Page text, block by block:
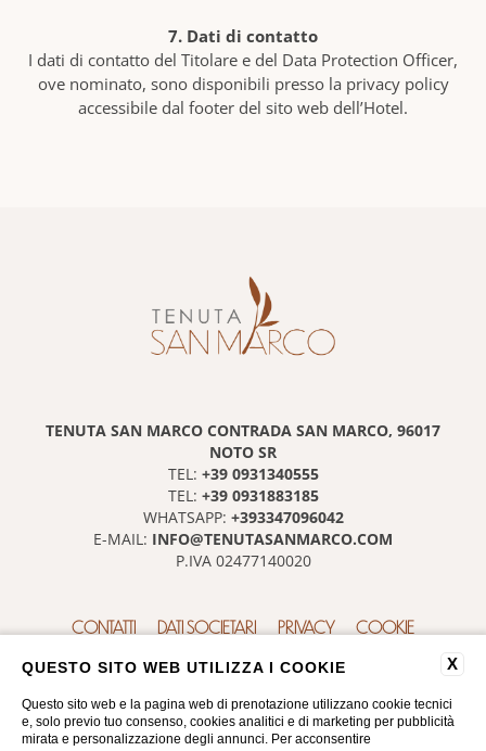
7. Dati di contatto
I dati di contatto del Titolare e del Data Protection Officer,
ove nominato, sono disponibili presso la privacy policy
accessibile dal footer del sito web dell’Hotel.
TENUTA SAN MARCO CONTRADA SAN MARCO, 96017
NOTO SR
TEL: +39 0931340555
TEL: +39 0931883185
WHATSAPP: +393347096042
E-MAIL: INFO@TENUTASANMARCO.COM
P.IVA 02477140020
CONTATTI DATI SOCIETARI PRIVACY
COOKIE
X
QUESTO SITO WEB UTILIZZA I COOKIE
Questo sito web e la pagina web di prenotazione utilizzano cookie tecnici
e, solo previo tuo consenso, cookies analitici e di marketing per pubblicità
mirata e personalizzazione degli annunci. Per acconsentire